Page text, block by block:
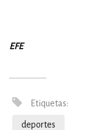
EFE
Etiquetas:
deportes